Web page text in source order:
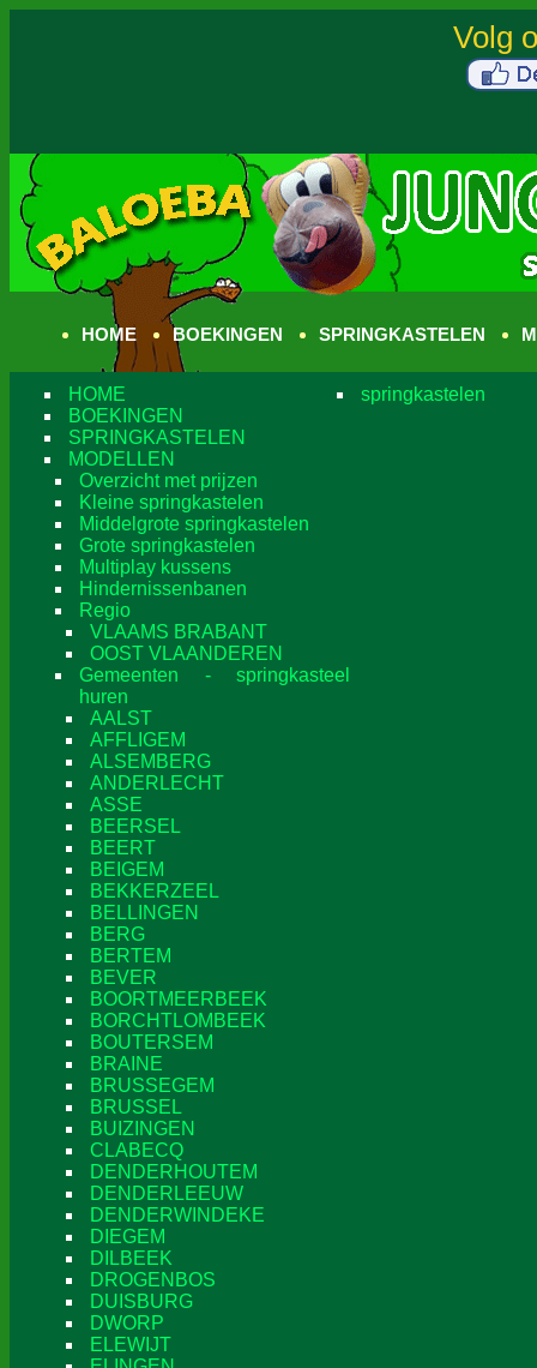
HOME BOEKINGEN SPRINGKASTELEN
HOME
BOEKINGEN
SPRINGKASTELEN
MODELLEN
Overzicht met prijzen
Kleine springkastelen
Middelgrote springkastelen
Grote springkastelen
Multiplay kussens
Hindernissenbanen
Regio
VLAAMS BRABANT
OOST VLAANDEREN
Gemeenten - springkasteel
huren
AALST
AFFLIGEM
ALSEMBERG
ANDERLECHT
ASSE
BEERSEL
BEERT
BEIGEM
BEKKERZEEL
BELLINGEN
BERG
BERTEM
BEVER
BOORTMEERBEEK
BORCHTLOMBEEK
BOUTERSEM
BRAINE
BRUSSEGEM
BRUSSEL
BUIZINGEN
CLABECQ
DENDERHOUTEM
DENDERLEEUW
DENDERWINDEKE
DIEGEM
DILBEEK
DROGENBOS
DUISBURG
DWORP
ELEWIJT
springkastelen